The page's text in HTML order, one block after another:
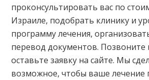
проконсультировать вас по
Израиле, подобрать клинику и
программу лечения,
перевод документов. Позвоните
оставьте заявку на сайте. Мы
возможное, чтобы ваше лечение